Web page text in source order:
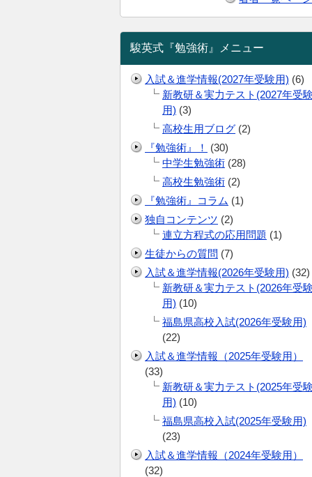
駿英式『勉強術』メニュー
入試＆進学情報(2027年受験用) (6)
新教研＆実力テスト(2027年受
用) (3)
高校生用ブログ (2)
『勉強術』！
(30)
中学生勉強術 (28)
高校生勉強術 (2)
『勉強術』コラム (1)
独自コンテンツ (2)
連立方程式の応用問題 (1)
生徒からの質問 (7)
入試＆進学情報(2026年受験用) (32)
新教研＆実力テスト(2026年受
用) (10)
福島県高校入試(2026年受験用)
(22)
入試＆進学情報（2025年受験用）
(33)
新教研＆実力テスト(2025年受
用) (10)
福島県高校入試(2025年受験用)
(23)
入試＆進学情報（2024年受験用）
(32)